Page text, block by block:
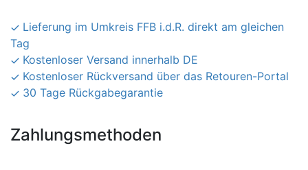
Lieferung im Umkreis FFB i.d.R. direkt am gleichen
Tag
Kostenloser Versand innerhalb DE
Kostenloser Rückversand über das Retouren-Portal
30 Tage Rückgabegarantie
Zahlungsmethoden